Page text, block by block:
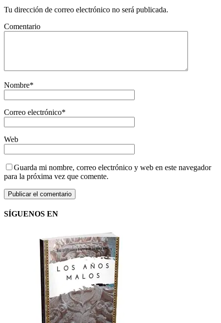
Tu dirección de correo electrónico no será publicada.
Comentario
Nombre*
Correo electrónico*
Web
Guarda mi nombre, correo electrónico y web en este navegador
para la próxima vez que comente.
SÍGUENOS EN